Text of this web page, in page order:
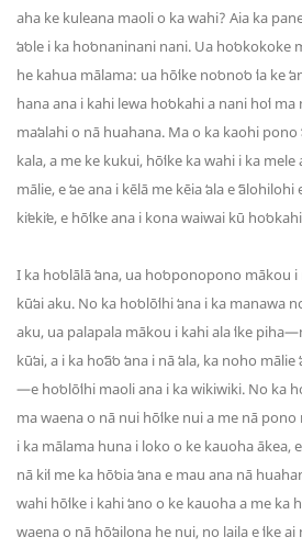
aha ke kuleana maoli o ka wahi? Aia ka pane
ʻaʻole i ka hoʻonaninani nani. Ua
he kahua mālama: ua hōʻike noʻonoʻo ʻia ke
hana ana i kahi lewa hoʻokahi a nani hoʻi
maʻalahi o nā huahana. Ma o ka kaohi pono
kala, a me ke kukui, hōʻike ka wahi i ka
mālie, e ʻae ana i kēlā me kēia ʻala e
kiʻekiʻe, e hōʻike ana i kona waiwai kū
I ka hoʻolālā ʻana, ua hoʻoponopono mākou i
kūʻai aku. No ka hoʻolōʻihi ʻana i ka manawa
aku, ua palapala mākou i kahi ala ʻike
kūʻai, a i ka hoʻāʻo ʻana i nā ʻala, ka noho
—e hoʻolōʻihi maoli ana i ka wikiwiki. No ka
ma waena o nā nui hōʻike nui a me nā
i ka mālama huna i loko o ke kauoha ākea,
nā kiʻi me ka hōʻoia ʻana e mau ana nā
wahi hōʻike i kahi ʻano o ke kauoha a me ka
waena o nā hōʻailona he nui, no laila e ʻike